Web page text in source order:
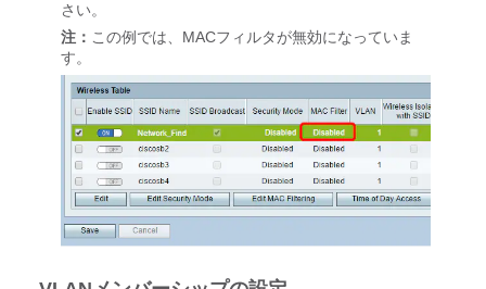
さい。
注： この例では、MACフィルタが無効になっていま
す。